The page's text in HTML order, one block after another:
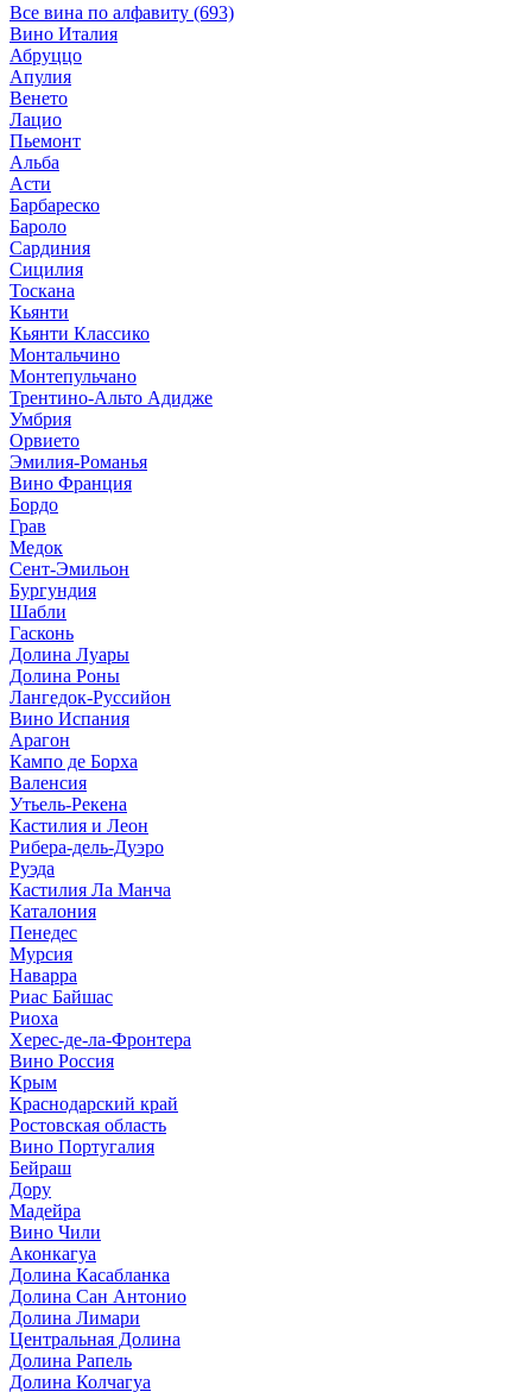
Все вина по алфавиту (693)
Вино Италия
Абруццо
Апулия
Венето
Лацио
Пьемонт
Альба
Асти
Барбареско
Бароло
Сардиния
Сицилия
Тоскана
Кьянти
Кьянти Классико
Монтальчино
Монтепульчано
Трентино-Альто Адидже
Умбрия
Орвието
Эмилия-Романья
Вино Франция
Бордо
Грав
Медок
Сент-Эмильон
Бургундия
Шабли
Гасконь
Долина Луары
Долина Роны
Лангедок-Руссийон
Вино Испания
Арагон
Кампо де Борха
Валенсия
Утьель-Рекена
Кастилия и Леон
Рибера-дель-Дуэро
Руэда
Кастилия Ла Манча
Каталония
Пенедес
Мурсия
Наварра
Риас Байшас
Риоха
Херес-де-ла-Фронтера
Вино Россия
Крым
Краснодарский край
Ростовская область
Вино Португалия
Бейраш
Дору
Мадейра
Вино Чили
Аконкагуа
Долина Касабланка
Долина Сан Антонио
Долина Лимари
Центральная Долина
Долина Рапель
Долина Колчагуа